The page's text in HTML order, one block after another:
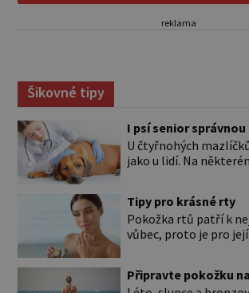
reklama
Šikovné tipy
I psí senior
U čtyřnohých
jako u lidí. Na
Přesto byste si měli
všímat, aby vám
signály, že něco není v
život. Hůře tráví U
Tipy pro krásné rty
Pokožka rtů patří k
vůbec, proto je pro její
ale také mnohem
Připravte pokožku